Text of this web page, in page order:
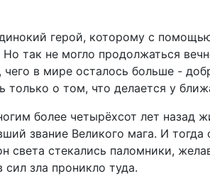
герой, которому с
так не могло продолжаться
в мире осталось больше -
только о том, что делается у
более четырёхсот лет
звание Великого мага. И
света стекались паломники,
зла проникло туда.